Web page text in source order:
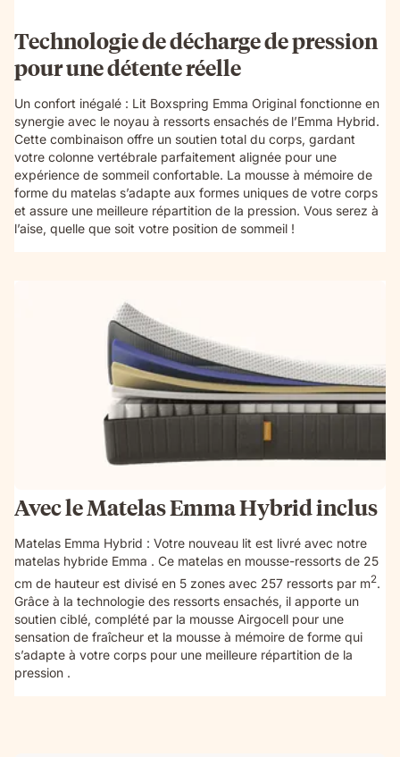
Technologie de décharge de pression
pour une détente réelle
Un confort inégalé : Lit Boxspring Emma Original fonctionne en
synergie avec le noyau à ressorts ensachés de l’Emma Hybrid.
Cette combinaison offre un soutien total du corps, gardant
votre colonne vertébrale parfaitement alignée pour une
expérience de sommeil confortable. La mousse à mémoire de
forme du matelas s’adapte aux formes uniques de votre corps
et assure une meilleure répartition de la pression. Vous serez à
l’aise, quelle que soit votre position de sommeil !
Avec le Matelas Emma Hybrid inclus
Matelas Emma Hybrid : Votre nouveau lit est livré avec notre
matelas hybride Emma . Ce matelas en mousse-ressorts de 25
cm de hauteur est divisé en 5 zones avec 257 ressorts par m2.
Grâce à la technologie des ressorts ensachés, il apporte un
soutien ciblé, complété par la mousse Airgocell pour une
sensation de fraîcheur et la mousse à mémoire de forme qui
s’adapte à votre corps pour une meilleure répartition de la
pression .